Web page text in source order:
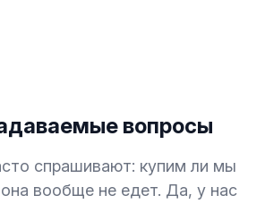
вопросы
спрашивают: купим ли мы
вообще не едет. Да, у нас